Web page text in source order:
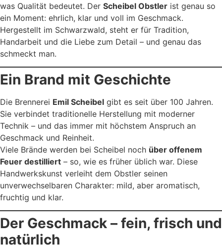
was Qualität bedeutet. Der Scheibel Obstler ist genau so
ein Moment: ehrlich, klar und voll im Geschmack.
Hergestellt im Schwarzwald, steht er für Tradition,
Handarbeit und die Liebe zum Detail – und genau das
schmeckt man.
Ein Brand mit Geschichte
Die Brennerei Emil Scheibel gibt es seit über 100 Jahren.
Sie verbindet traditionelle Herstellung mit moderner
Technik – und das immer mit höchstem Anspruch an
Geschmack und Reinheit.
Viele Brände werden bei Scheibel noch über offenem
Feuer destilliert – so, wie es früher üblich war. Diese
Handwerkskunst verleiht dem Obstler seinen
unverwechselbaren Charakter: mild, aber aromatisch,
fruchtig und klar.
Der Geschmack – fein, frisch und
natürlich